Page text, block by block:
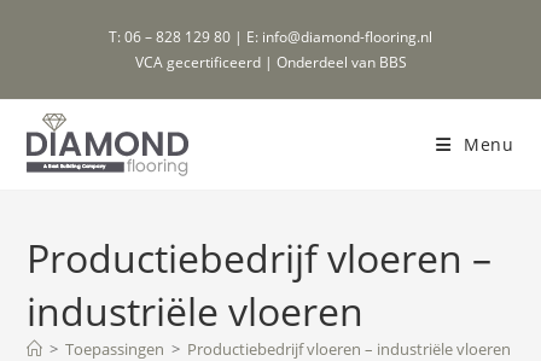
T: 06 – 828 129 80 | E: info@diamond-flooring.nl
VCA gecertificeerd | Onderdeel van BBS
Menu
Productiebedrijf vloeren –
industriële vloeren
> Toepassingen > Productiebedrijf vloeren – industriële vloeren